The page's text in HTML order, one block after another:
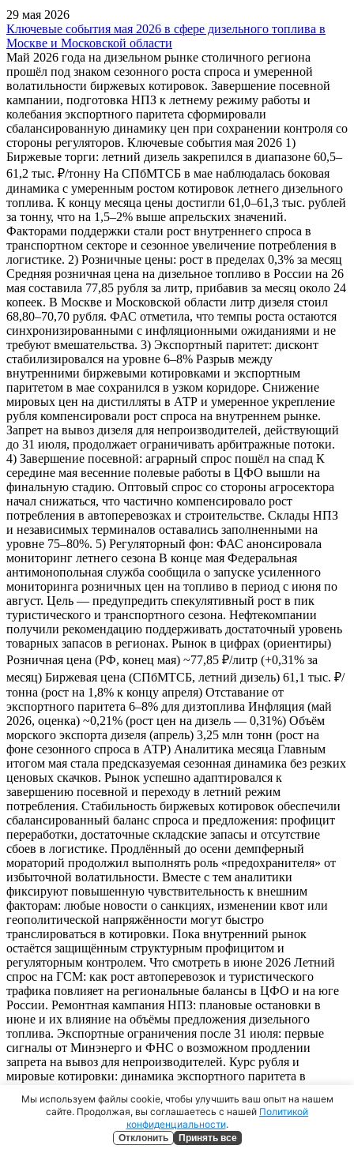
29 мая 2026
Ключевые события мая 2026 в сфере дизельного топлива в
Москве и Московской области
Май 2026 года на дизельном рынке столичного региона
прошёл под знаком сезонного роста спроса и умеренной
волатильности биржевых котировок. Завершение посевной
кампании, подготовка НПЗ к летнему режиму работы и
колебания экспортного паритета сформировали
сбалансированную динамику цен при сохранении контроля со
стороны регуляторов. Ключевые события мая 2026 1)
Биржевые торги: летний дизель закрепился в диапазоне 60,5–
61,2 тыс. ₽/тонну На СПбМТСБ в мае наблюдалась боковая
динамика с умеренным ростом котировок летнего дизельного
топлива. К концу месяца цены достигли 61,0–61,3 тыс. рублей
за тонну, что на 1,5–2% выше апрельских значений.
Факторами поддержки стали рост внутреннего спроса в
транспортном секторе и сезонное увеличение потребления в
логистике. 2) Розничные цены: рост в пределах 0,3% за месяц
Средняя розничная цена на дизельное топливо в России на 26
мая составила 77,85 рубля за литр, прибавив за месяц около 24
копеек. В Москве и Московской области литр дизеля стоил
68,80–70,70 рубля. ФАС отметила, что темпы роста остаются
синхронизированными с инфляционными ожиданиями и не
требуют вмешательства. 3) Экспортный паритет: дисконт
стабилизировался на уровне 6–8% Разрыв между
внутренними биржевыми котировками и экспортным
паритетом в мае сохранился в узком коридоре. Снижение
мировых цен на дистилляты в АТР и умеренное укрепление
рубля компенсировали рост спроса на внутреннем рынке.
Запрет на вывоз дизеля для непроизводителей, действующий
до 31 июля, продолжает ограничивать арбитражные потоки.
4) Завершение посевной: аграрный спрос пошёл на спад К
середине мая весенние полевые работы в ЦФО вышли на
финальную стадию. Оптовый спрос со стороны агросектора
начал снижаться, что частично компенсировало рост
потребления в автоперевозках и строительстве. Склады НПЗ
и независимых терминалов оставались заполненными на
уровне 75–80%. 5) Регуляторный фон: ФАС анонсировала
мониторинг летнего сезона В конце мая Федеральная
антимонопольная служба сообщила о запуске усиленного
мониторинга розничных цен на топливо в период с июня по
август. Цель — предупредить спекулятивный рост в пик
туристического и транспортного сезона. Нефтекомпании
получили рекомендацию поддерживать достаточный уровень
товарных запасов в регионах. Рынок в цифрах (ориентиры)
Розничная цена (РФ, конец мая) ~77,85 ₽/литр (+0,31% за
месяц) Биржевая цена (СПбМТСБ, летний дизель) 61,1 тыс. ₽/
тонна (рост на 1,8% к концу апреля) Отставание от
экспортного паритета 6–8% для дизтоплива Инфляция (май
2026, оценка) ~0,21% (рост цен на дизель — 0,31%) Объём
морского экспорта дизеля (апрель) 3,25 млн тонн (рост на
фоне сезонного спроса в АТР) Аналитика месяца Главным
итогом мая стала предсказуемая сезонная динамика без резких
ценовых скачков. Рынок успешно адаптировался к
завершению посевной и переходу в летний режим
потребления. Стабильность биржевых котировок обеспечили
сбалансированный баланс спроса и предложения: профицит
переработки, достаточные складские запасы и отсутствие
сбоев в логистике. Продлённый до осени демпферный
мораторий продолжил выполнять роль «предохранителя» от
избыточной волатильности. Вместе с тем аналитики
фиксируют повышенную чувствительность к внешним
факторам: любые новости о санкциях, изменении квот или
геополитической напряжённости могут быстро
транслироваться в котировки. Пока внутренний рынок
остаётся защищённым структурным профицитом и
регуляторным контролем. Что смотреть в июне 2026 Летний
спрос на ГСМ: как рост автоперевозок и туристического
трафика повлияет на региональные балансы в ЦФО и на юге
России. Ремонтная кампания НПЗ: плановые остановки в
июне и их влияние на объёмы предложения дизельного
топлива. Экспортные ограничения после 31 июля: первые
сигналы от Минэнерго и ФНС о возможном продлении
запрета на вывоз для непроизводителей. Курс рубля и
мировые котировки: динамика экспортного паритета в
ФАС на розницу: будут ли применены предупредительные
меры при ускорении роста цен на АЗС в пиковый сезон.
Мы используем файлы cookie, чтобы улучшить ваш опыт на нашем
сайте. Продолжая, вы соглашаетесь с нашей Политикой
конфиденциальности.
Отклонить Принять все